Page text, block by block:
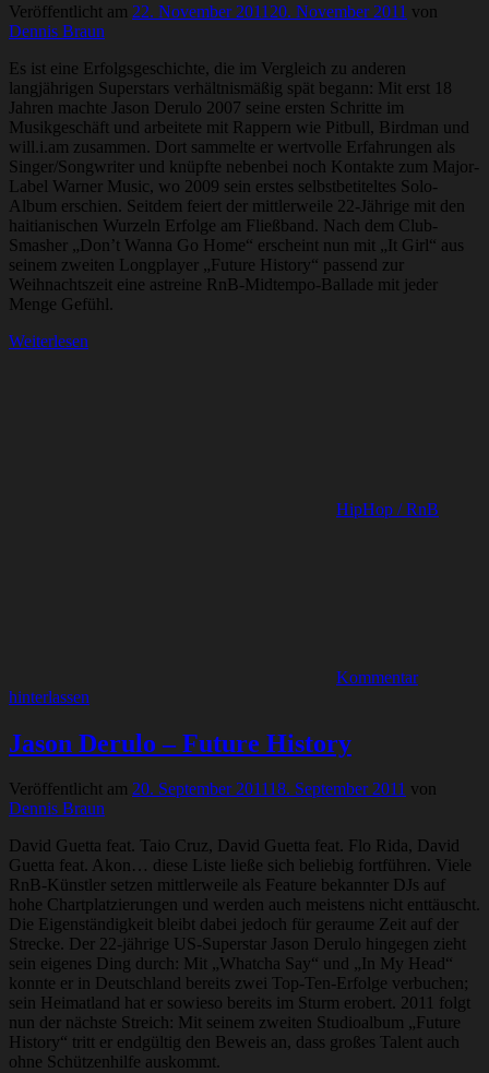
Veröffentlicht am 22. November 2011 20. November 2011 von
Dennis Braun
Es ist eine Erfolgsgeschichte, die im Vergleich zu anderen
langjährigen Superstars verhältnismäßig spät begann: Mit erst 18
Jahren machte Jason Derulo 2007 seine ersten Schritte im
Musikgeschäft und arbeitete mit Rappern wie Pitbull, Birdman und
will.i.am zusammen. Dort sammelte er wertvolle Erfahrungen als
Singer/Songwriter und knüpfte nebenbei noch Kontakte zum Major-
Label Warner Music, wo 2009 sein erstes selbstbetiteltes Solo-
Album erschien. Seitdem feiert der mittlerweile 22-Jährige mit den
haitianischen Wurzeln Erfolge am Fließband. Nach dem Club-
Smasher „Don’t Wanna Go Home“ erscheint nun mit „It Girl“ aus
seinem zweiten Longplayer „Future History“ passend zur
Weihnachtszeit eine astreine RnB-Midtempo-Ballade mit jeder
Menge Gefühl.
Weiterlesen
HipHop / RnB
Kommentar
hinterlassen
Jason Derulo – Future History
Veröffentlicht am 20. September 201118. September 2011 von
Dennis Braun
David Guetta feat. Taio Cruz, David Guetta feat. Flo Rida, David
Guetta feat. Akon… diese Liste ließe sich beliebig fortführen. Viele
RnB-Künstler setzen mittlerweile als Feature bekannter DJs auf
hohe Chartplatzierungen und werden auch meistens nicht enttäuscht.
Die Eigenständigkeit bleibt dabei jedoch für geraume Zeit auf der
Strecke. Der 22-jährige US-Superstar Jason Derulo hingegen zieht
sein eigenes Ding durch: Mit „Whatcha Say“ und „In My Head“
konnte er in Deutschland bereits zwei Top-Ten-Erfolge verbuchen;
sein Heimatland hat er sowieso bereits im Sturm erobert. 2011 folgt
nun der nächste Streich: Mit seinem zweiten Studioalbum „Future
History“ tritt er endgültig den Beweis an, dass großes Talent auch
ohne Schützenhilfe auskommt.